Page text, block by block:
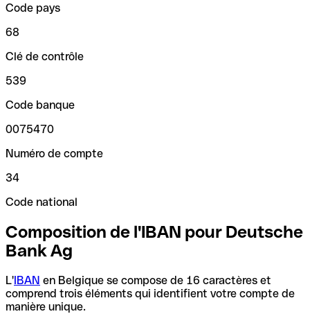
Code pays
68
Clé de contrôle
539
Code banque
0075470
Numéro de compte
34
Code national
Composition de l'IBAN pour Deutsche
Bank Ag
L'IBAN en Belgique se compose de 16 caractères et
comprend trois éléments qui identifient votre compte de
manière unique.